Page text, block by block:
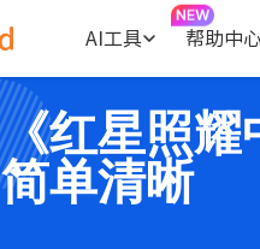
AI工具 帮助中心
《红星照耀
简单清晰